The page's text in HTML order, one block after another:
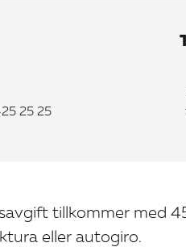
25 25
tillkommer med
eller autogiro.